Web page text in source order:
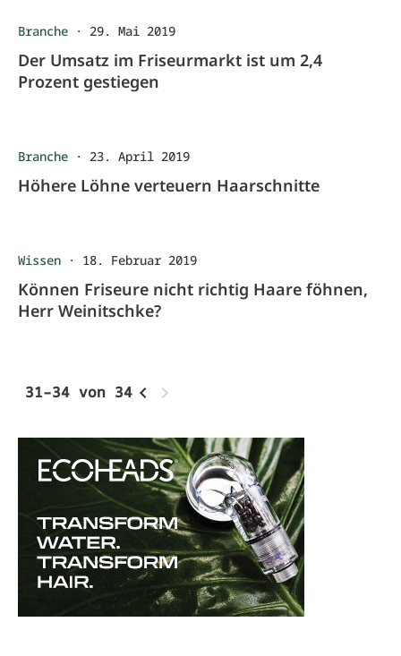
Branche · 29. Mai 2019
Der Umsatz im Friseurmarkt ist um 2,4
Prozent gestiegen
Branche · 23. April 2019
Höhere Löhne verteuern Haarschnitte
Wissen · 18. Februar 2019
Können Friseure nicht richtig Haare föhnen,
Herr Weinitschke?
31–34 von 34